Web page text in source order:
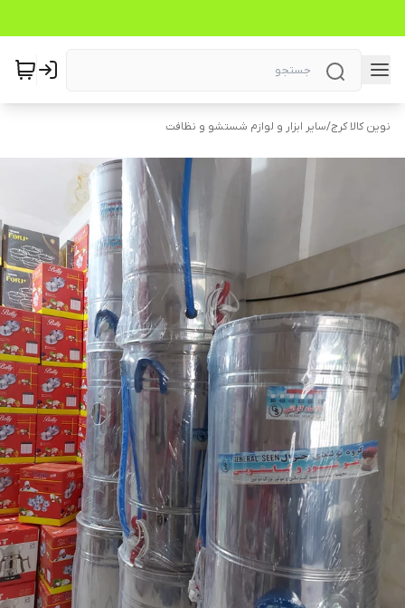
نوین کالا کرج/سایر ابزار و لوازم شستشو و نظافت